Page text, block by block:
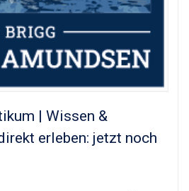
| Wissen &
erleben: jetzt noch